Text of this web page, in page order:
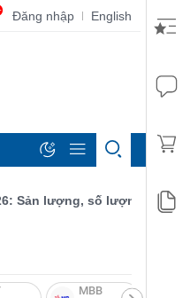
Đăng nhập | English
lượng, số lượng đơn đặt
MBB